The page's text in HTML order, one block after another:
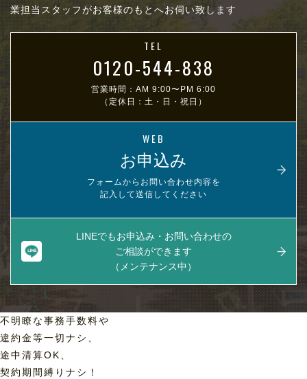
業担当スタッフがお客様のもとへお伺い致します
TEL
0120-544-838
営業時間：AM 9:00〜PM 6:00
（定休日：土・日・祝日）
WEB
お申込み
フォームからお問い合わせ内容を
記入して送信してください
LINEでもお申込み・お問い合わせの
ご相談ができます
（メンテナンス中）
不明瞭な事務手数料や
違約金等一切ナシ、
途中清算OK、
契約期間縛りナシ！